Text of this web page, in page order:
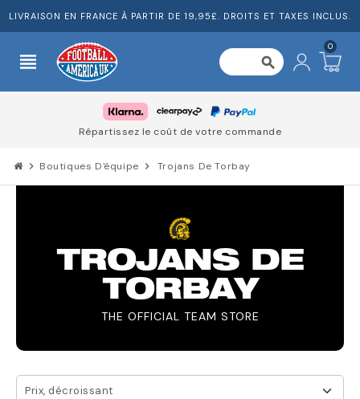
LIVRAISON EN FRANCE À PARTIR DE 19,95£. DROITS ET TAXES INCLUS.
view_headline search
0
Répartissez le coût de votre commande
chevron_right Boutiques D'équipe chevron_right Trojans De Torbay
TROJANS DE
TORBAY
THE OFFICIAL TEAM STORE
Prix, décroissant